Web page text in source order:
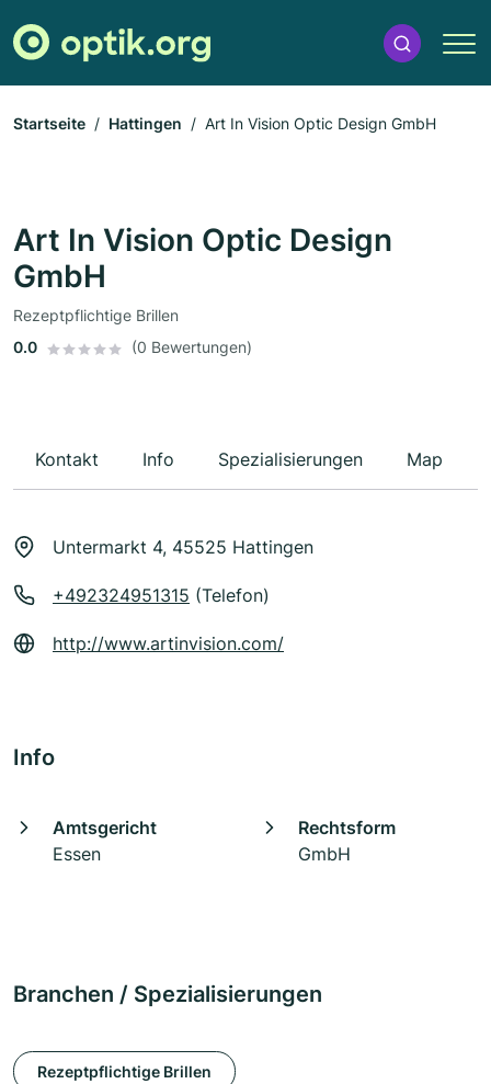
Startseite Hattingen Art In Vision Optic Design GmbH
Art In Vision Optic Design
GmbH
Rezeptpflichtige Brillen
0.0
(0 Bewertungen)
Kontakt Info Spezialisierungen Map
Untermarkt 4, 45525 Hattingen
+492324951315 (Telefon)
http://www.artinvision.com/
Info
Amtsgericht
Essen
Rechtsform
GmbH
Branchen / Spezialisierungen
Rezeptpflichtige Brillen